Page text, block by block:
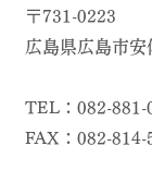
〒731-0223
広島県広島市
TEL：082-
FAX：082-814-